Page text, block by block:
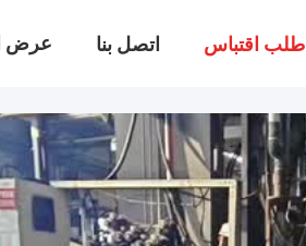
عرض اتصل بنا طلب اقتباس